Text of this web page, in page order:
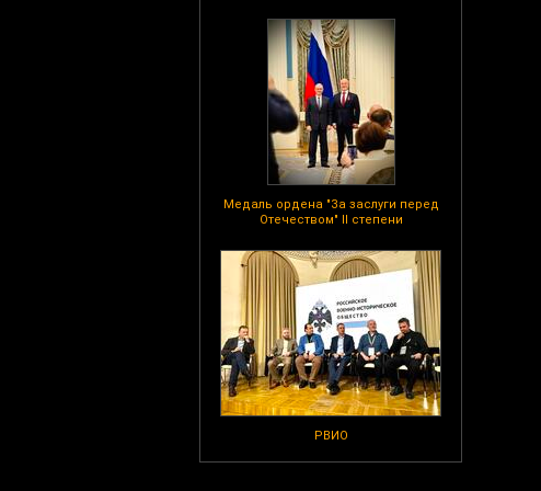
Медаль ордена "За заслуги перед
Отечеством" II степени
РВИО